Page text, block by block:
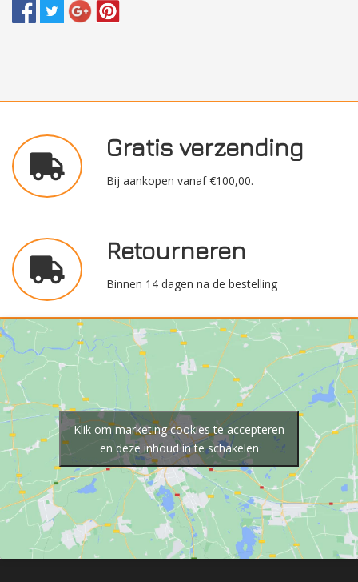
Gratis verzending
Bij aankopen vanaf €100,00.
Retourneren
Binnen 14 dagen na de bestelling
Klik om marketing cookies te accepteren
en deze inhoud in te schakelen